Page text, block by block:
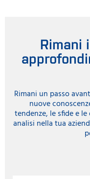
della mandria da latte.
più alti per le
approvvigionamento
grassi e un profilo più
Rimani
Rimani un passo
nuove
tendenze, le sfide e
analisi nella tua